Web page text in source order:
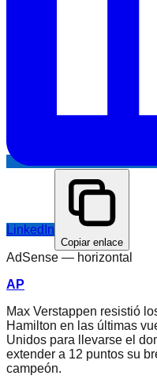
LinkedIn
Copiar enlace
AdSense — horizontal
AP
Max Verstappen resistió
Hamilton en las últimas
Unidos para llevarse el
extender a 12 puntos su
campeón.